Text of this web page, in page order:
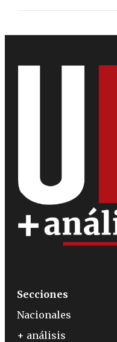
Secciones
Nacionales
+ análisis